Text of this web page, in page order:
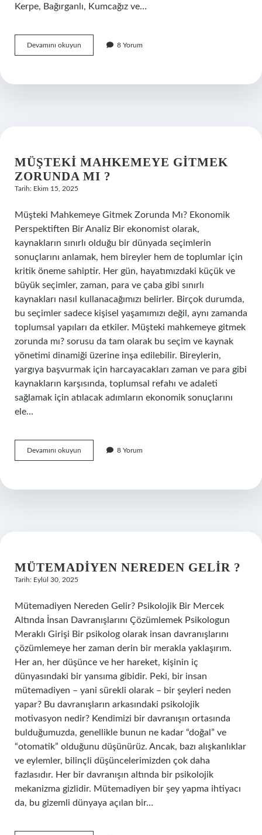
Kerpe, Bağırganlı, Kumcağız ve…
Devamını okuyun
hangi
?
8 Yorum
MÜŞTEKI MAHKEMEYE GITMEK
ZORUNDA MI ?
Tarih: Ekim 15, 2025
Müşteki Mahkemeye Gitmek Zorunda Mı? Ekonomik
Perspektiften Bir Analiz Bir ekonomist olarak,
kaynakların sınırlı olduğu bir dünyada seçimlerin
sonuçlarını anlamak, hem bireyler hem de toplumlar için
kritik öneme sahiptir. Her gün, hayatımızdaki küçük ve
büyük seçimler, zaman, para ve çaba gibi sınırlı
kaynakları nasıl kullanacağımızı belirler. Birçok durumda,
bu seçimler sadece kişisel yaşamımızı değil, aynı zamanda
toplumsal yapıları da etkiler. Müşteki mahkemeye gitmek
zorunda mı? sorusu da tam olarak bu seçim ve kaynak
yönetimi dinamiği üzerine inşa edilebilir. Bireylerin,
yargıya başvurmak için harcayacakları zaman ve para gibi
kaynakların karşısında, toplumsal refahı ve adaleti
sağlamak için atılacak adımların ekonomik sonuçlarını
ele…
Devamını okuyun
mahkemeye
mı
8 Yorum
MÜTEMADIYEN NEREDEN GELIR ?
Tarih: Eylül 30, 2025
Mütemadiyen Nereden Gelir? Psikolojik Bir Mercek
Altında İnsan Davranışlarını Çözümlemek Psikologun
Meraklı Girişi Bir psikolog olarak insan davranışlarını
çözümlemeye her zaman derin bir merakla yaklaşırım.
Her an, her düşünce ve her hareket, kişinin iç
dünyasındaki bir yansıma gibidir. Peki, bir insan
mütemadiyen – yani sürekli olarak – bir şeyleri neden
yapar? Bu davranışların arkasındaki psikolojik
motivasyon nedir? Kendimizi bir davranışın ortasında
bulduğumuzda, genellikle bunun ne kadar “doğal” ve
“otomatik” olduğunu düşünürüz. Ancak, bazı alışkanlıklar
ve eylemler, bilinçli düşüncelerimizden çok daha
fazlasıdır. Her bir davranışın altında bir psikolojik
mekanizma gizlidir. Mütemadiyen bir şey yapma ihtiyacı
da, bu gizemli dünyaya açılan bir…